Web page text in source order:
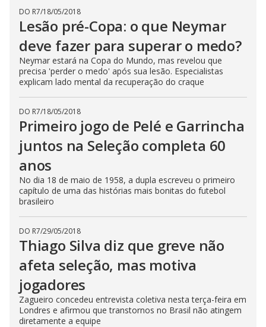
DO R7/18/05/2018
Lesão pré-Copa: o que Neymar
deve fazer para superar o medo?
Neymar estará na Copa do Mundo, mas revelou que
precisa 'perder o medo' após sua lesão. Especialistas
explicam lado mental da recuperação do craque
DO R7/18/05/2018
Primeiro jogo de Pelé e Garrincha
juntos na Seleção completa 60
anos
No dia 18 de maio de 1958, a dupla escreveu o primeiro
capítulo de uma das histórias mais bonitas do futebol
brasileiro
DO R7/29/05/2018
Thiago Silva diz que greve não
afeta seleção, mas motiva
jogadores
Zagueiro concedeu entrevista coletiva nesta terça-feira em
Londres e afirmou que transtornos no Brasil não atingem
diretamente a equipe